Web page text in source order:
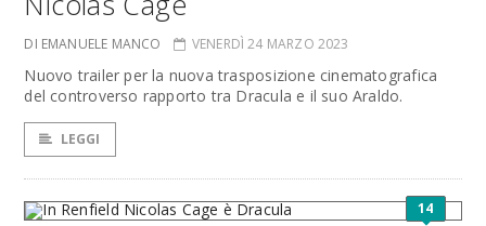
DI EMANUELE MANCO VENERDÌ 24 MARZO 2023
Nuovo trailer per la nuova trasposizione cinematografica
del controverso rapporto tra Dracula e il suo Araldo.
LEGGI
14